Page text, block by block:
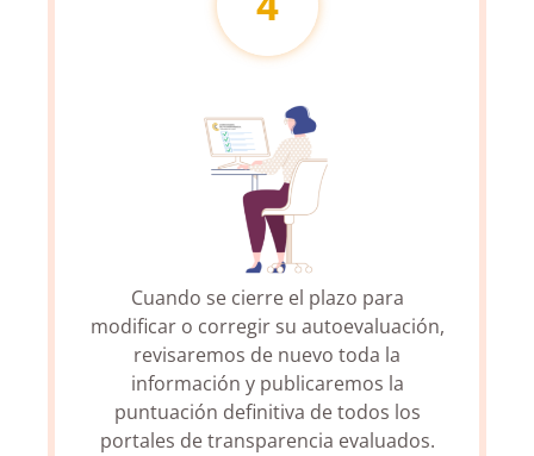
Cuando se cierre el plazo para
modificar o corregir su autoevaluación,
revisaremos de nuevo toda la
información y publicaremos la
puntuación definitiva de todos los
portales de transparencia evaluados.